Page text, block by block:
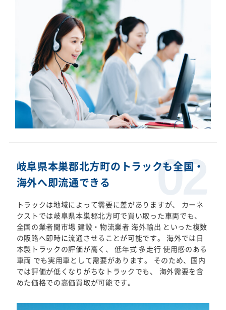
岐阜県本巣郡北方町のトラックも全国・
海外へ即流通できる
トラックは地域によって需要に差がありますが、 カーネ
クストでは岐阜県本巣郡北方町で買い取った車両でも、
全国の業者間市場 建設・物流業者 海外輸出 といった複数
の販路へ即時に流通させることが可能です。 海外では日
本製トラックの評価が高く、 低年式 多走行 使用感のある
車両 でも実用車として需要があります。 そのため、国内
では評価が低くなりがちなトラックでも、 海外需要を含
めた価格での高価買取が可能です。